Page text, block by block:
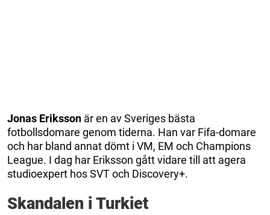
Jonas Eriksson är en av Sveriges bästa
fotbollsdomare genom tiderna. Han var Fifa-domare
och har bland annat dömt i VM, EM och Champions
League. I dag har Eriksson gått vidare till att agera
studioexpert hos SVT och Discovery+.
Skandalen i Turkiet